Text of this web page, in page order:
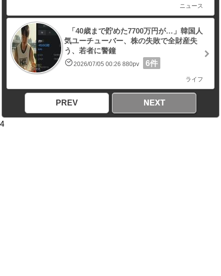
ニュース
「40歳まで貯めた7700万円が…」韓国人
気ユーチューバー、株の失敗で全財産失
う、若者に警鐘
2026/07/05 00:26 880pv 6件
ライフ
PREV NEXT
4